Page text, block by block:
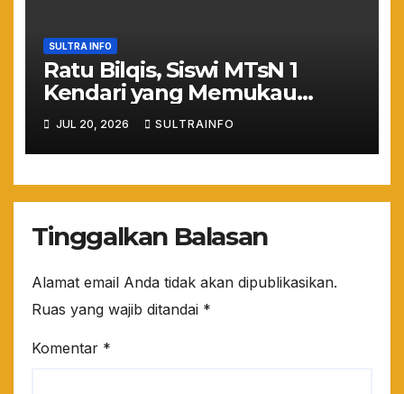
SULTRA INFO
Ratu Bilqis, Siswi MTsN 1
Kendari yang Memukau
Nasional lewat Pesona
Wastra
JUL 20, 2026 SULTRAINFO
Tinggalkan Balasan
Alamat email Anda tidak akan dipublikasikan.
Ruas yang wajib ditandai *
Komentar *